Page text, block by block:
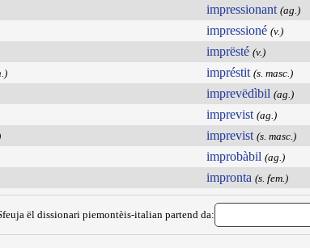
impressionant (ag.)
impressioné (v.)
imprësté (v.)
impréstit (s. masc.)
imprevëdìbil (ag.)
imprevist (ag.)
imprevist (s. masc.)
improbàbil (ag.)
impronta (s. fem.)
ël dissionari piemontèis-italian partend da: